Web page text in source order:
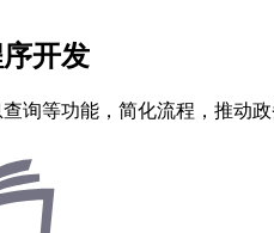
开发
询等功能，简化流程，推动